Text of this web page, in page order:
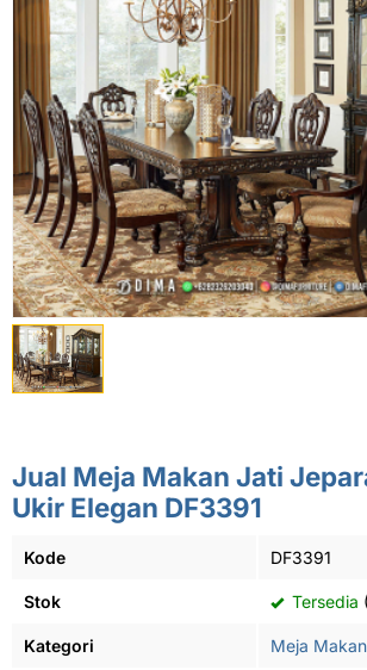
Jual Meja Makan Jati
Ukir Elegan DF3391
Kode DF3391
Stok Tersedia
Kategori Meja